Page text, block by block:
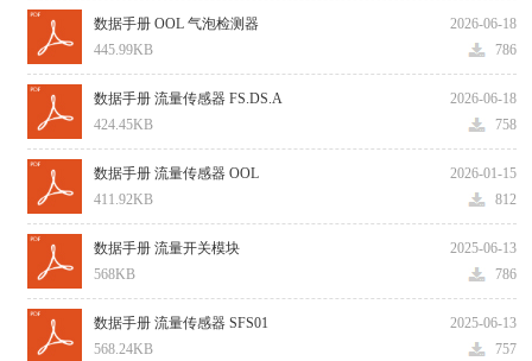
2026-06-18
数据手册 OOL 气泡检测器
786
445.99KB
2026-06-18
数据手册 流量传感器 FS.DS.A
758
424.45KB
2026-01-15
数据手册 流量传感器 OOL
812
411.92KB
2025-06-13
数据手册 流量开关模块
786
568KB
2025-06-13
数据手册 流量传感器 SFS01
757
568.24KB